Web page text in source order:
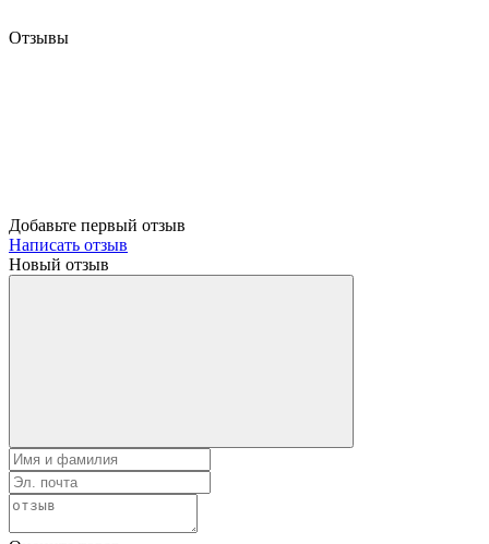
Отзывы
Добавьте первый отзыв
Написать отзыв
Новый отзыв